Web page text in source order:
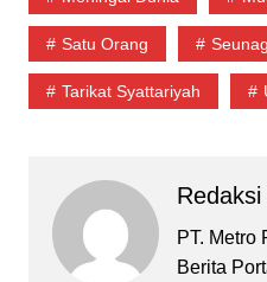
Satu Orang
Tarikat Syattariyah
PT. Metro
Berita